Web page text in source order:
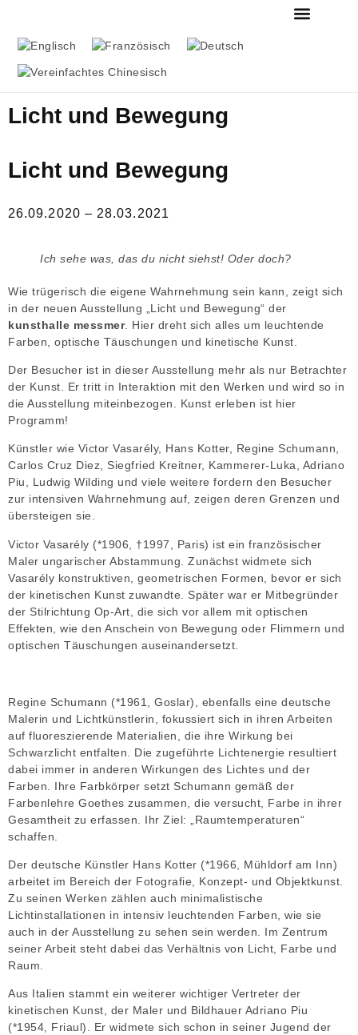
Licht und Bewegung
Licht und Bewegung
26.09.2020 – 28.03.2021
Ich sehe was, das du nicht siehst! Oder doch?
Wie trügerisch die eigene Wahrnehmung sein kann, zeigt sich
in der neuen Ausstellung „Licht und Bewegung“ der
kunsthalle messmer. Hier dreht sich alles um leuchtende
Farben, optische Täuschungen und kinetische Kunst.
Der Besucher ist in dieser Ausstellung mehr als nur Betrachter
der Kunst. Er tritt in Interaktion mit den Werken und wird so in
die Ausstellung miteinbezogen. Kunst erleben ist hier
Programm!
Künstler wie Victor Vasarély, Hans Kotter, Regine Schumann,
Carlos Cruz Diez, Siegfried Kreitner, Kammerer-Luka, Adriano
Piu, Ludwig Wilding und viele weitere fordern den Besucher
zur intensiven Wahrnehmung auf, zeigen deren Grenzen und
übersteigen sie.
Victor Vasarély (*1906, †1997, Paris) ist ein französischer
Maler ungarischer Abstammung. Zunächst widmete sich
Vasarély konstruktiven, geometrischen Formen, bevor er sich
der kinetischen Kunst zuwandte. Später war er Mitbegründer
der Stilrichtung Op-Art, die sich vor allem mit optischen
Effekten, wie den Anschein von Bewegung oder Flimmern und
optischen Täuschungen auseinandersetzt.
Regine Schumann (*1961, Goslar), ebenfalls eine deutsche
Malerin und Lichtkünstlerin, fokussiert sich in ihren Arbeiten
auf fluoreszierende Materialien, die ihre Wirkung bei
Schwarzlicht entfalten. Die zugeführte Lichtenergie resultiert
dabei immer in anderen Wirkungen des Lichtes und der
Farben. Ihre Farbkörper setzt Schumann gemäß der
Farbenlehre Goethes zusammen, die versucht, Farbe in ihrer
Gesamtheit zu erfassen. Ihr Ziel: „Raumtemperaturen“
schaffen.
Der deutsche Künstler Hans Kotter (*1966, Mühldorf am Inn)
arbeitet im Bereich der Fotografie, Konzept- und Objektkunst.
Zu seinen Werken zählen auch minimalistische
Lichtinstallationen in intensiv leuchtenden Farben, wie sie
auch in der Ausstellung zu sehen sein werden. Im Zentrum
seiner Arbeit steht dabei das Verhältnis von Licht, Farbe und
Raum.
Aus Italien stammt ein weiterer wichtiger Vertreter der
kinetischen Kunst, der Maler und Bildhauer Adriano Piu
(*1954, Friaul). Er widmete sich schon in seiner Jugend der